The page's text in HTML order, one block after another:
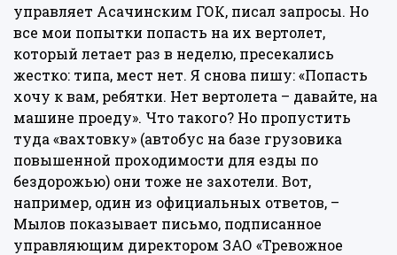
управляет Асачинским ГОК, писал запросы. Но
все мои попытки попасть на их вертолет,
который летает раз в неделю, пресекались
жестко: типа, мест нет. Я снова пишу: «Попасть
хочу к вам, ребятки. Нет вертолета – давайте, на
машине проеду». Что такого? Но пропустить
туда «вахтовку» (автобус на базе грузовика
повышенной проходимости для езды по
бездорожью) они тоже не захотели. Вот,
например, один из официальных ответов, –
Мылов показывает письмо, подписанное
управляющим директором ЗАО «Тревожное